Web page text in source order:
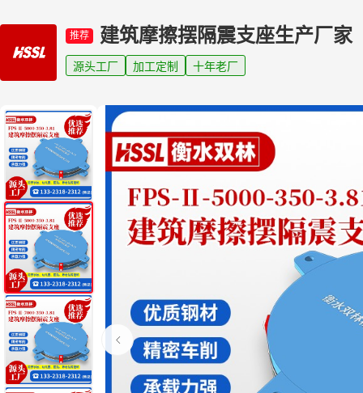
推荐 建筑摩擦摆隔震支座生产厂家
源头工厂 加工定制 十年老厂